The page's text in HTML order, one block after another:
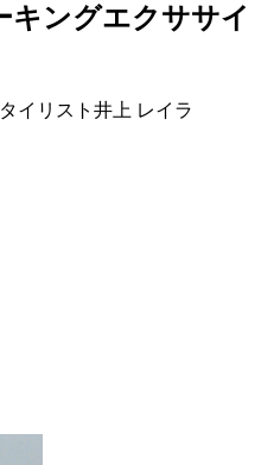
キングエクササイ
イリスト 井上 レイラ